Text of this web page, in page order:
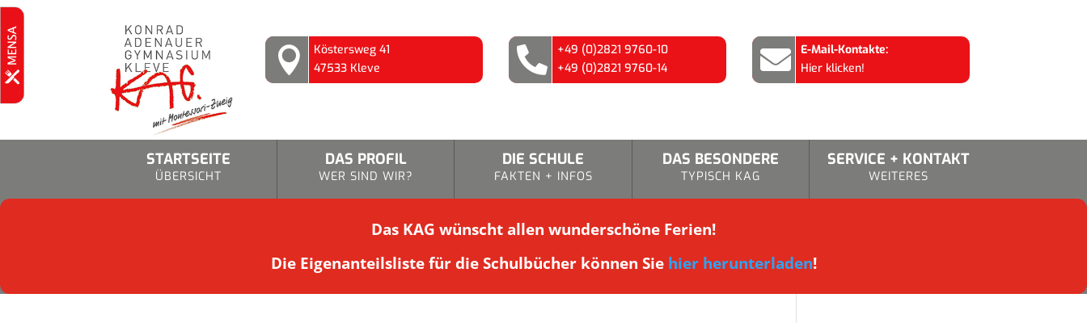

Köstersweg 41
47533 Kleve

+49 (0)2821 9760-10
+49 (0)2821 9760-14

E-Mail-Kontakte:
Hier klicken!
STARTSEITE
ÜBERSICHT
DAS PROFIL
WER SIND WIR?
DIE SCHULE
FAKTEN + INFOS
DAS BESONDERE
TYPISCH KAG
SERVICE + KONTAKT
WEITERES
Das KAG wünscht allen wunderschöne Ferien!
Die Eigenanteilsliste für die Schulbücher können Sie hier herunterladen!